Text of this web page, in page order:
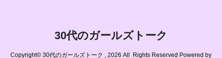
30代のガールズトーク
Copyright© 30代のガールズトーク , 2026 All Rights Reserved Powered by